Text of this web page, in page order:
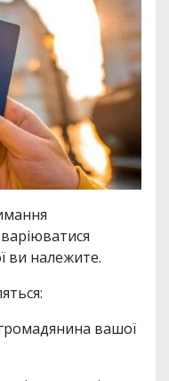
ви належите.
вашої